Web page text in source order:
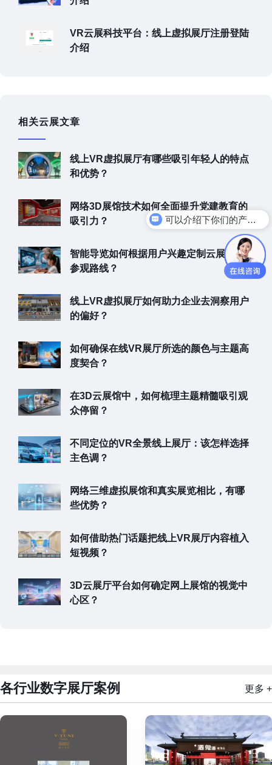
VR云展科技平台：线上虚拟展厅注册登陆
介绍
相关云展文章
线上VR虚拟展厅有哪些吸引年轻人的特点
和优势？
网络3D展馆技术如何全面提升党建教育的
吸引力？
智能导览如何根据用户兴趣定制云展厅的
参观路线？
线上VR虚拟展厅如何助力企业去洞察用户
的偏好？
如何确保在线VR展厅所选的颜色与主题高
度契合？
在3D云展馆中，如何梳理主题精髓吸引观
众停留？
不同定位的VR全景线上展厅：该怎样选择
主色调？
网络三维虚拟展馆和真实展览相比，有哪
些优势？
如何借助热门话题把线上VR展厅内容植入
短视频？
3D云展厅平台如何确定网上展馆的视觉中
心区？
各行业数字展厅案例 更多 +
可以介绍下你们的产品么